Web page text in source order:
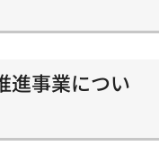
進事業につい